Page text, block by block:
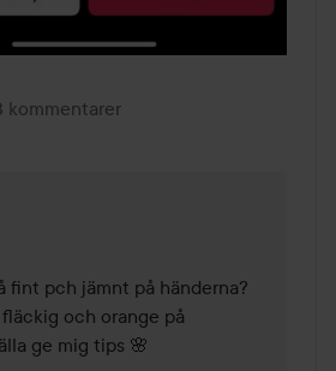
kommentarer
lades 1 år
fint pch jämnt på händerna?
och orange på
ge mig tips 🌸